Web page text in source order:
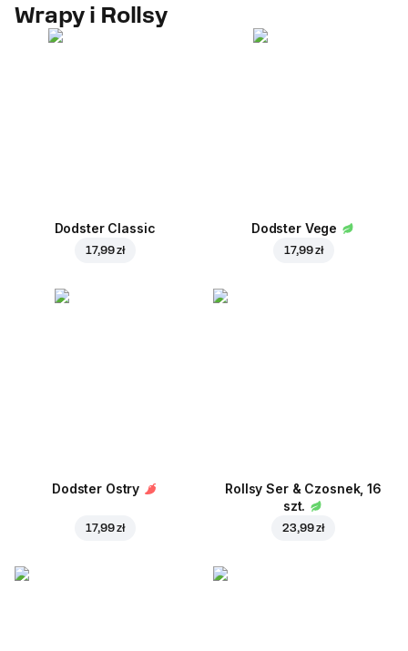
Wrapy i Rollsy
Dodster Classic
17,99 zł
Dodster Vege
17,99 zł
Dodster Ostry
17,99 zł
Rollsy Ser & Czosnek, 16
szt.
23,99 zł